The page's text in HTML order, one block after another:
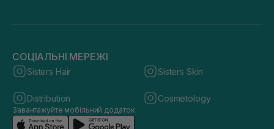
СОЦІАЛЬНІ МЕРЕЖІ
Sisters Hair Sisters Skin
Distribution Cosmetology
Завантажуйте мобільний додаток